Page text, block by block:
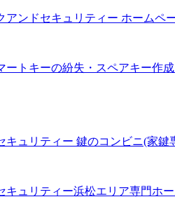
アンドセキュリティー ホームペ
ートキーの紛失・スペアキー作
キュリティー 鍵のコンビニ(家鍵
キュリティー浜松エリア専門ホ